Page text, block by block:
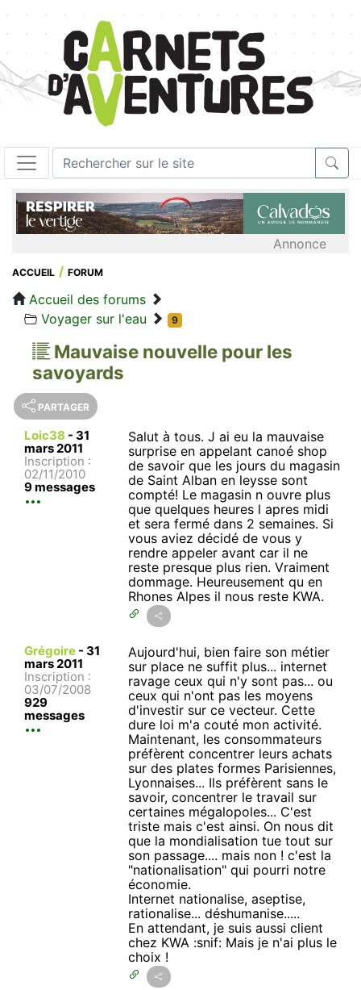
Annonce
ACCUEIL FORUM
Accueil des forums
Voyager sur l'eau
9
Mauvaise nouvelle pour les
savoyards
PARTAGER
Loic38 - 31
mars 2011
Inscription :
02/11/2010
9 messages
Salut à tous. J ai eu la mauvaise
surprise en appelant canoé shop
de savoir que les jours du magasin
de Saint Alban en leysse sont
compté! Le magasin n ouvre plus
que quelques heures l apres midi
et sera fermé dans 2 semaines. Si
vous aviez décidé de vous y
rendre appeler avant car il ne
reste presque plus rien. Vraiment
dommage. Heureusement qu en
Rhones Alpes il nous reste KWA.
Grégoire - 31
mars 2011
Inscription :
03/07/2008
929
messages
Aujourd'hui, bien faire son métier
sur place ne suffit plus... internet
ravage ceux qui n'y sont pas... ou
ceux qui n'ont pas les moyens
d'investir sur ce vecteur. Cette
dure loi m'a couté mon activité.
Maintenant, les consommateurs
préfèrent concentrer leurs achats
sur des plates formes Parisiennes,
Lyonnaises... Ils préfèrent sans le
savoir, concentrer le travail sur
certaines mégalopoles... C'est
triste mais c'est ainsi. On nous dit
que la mondialisation tue tout sur
son passage.... mais non ! c'est la
"nationalisation" qui pourri notre
économie.
Internet nationalise, aseptise,
rationalise... déshumanise.....
En attendant, je suis aussi client
chez KWA :snif: Mais je n'ai plus le
choix !